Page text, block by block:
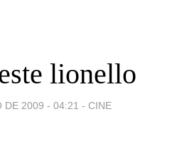
lionello
DE 2009 - 04:21 - CINE